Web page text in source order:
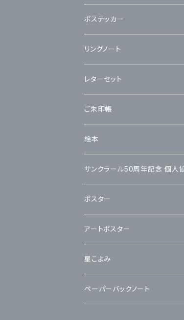
ポステッカー
リングノート
レターセット
ご朱印帳
絵本
サンクラール50周年記念 個人
ポスター
アートポスター
星こよみ
カレンダー交換用リフィル
ペーパーバックノート